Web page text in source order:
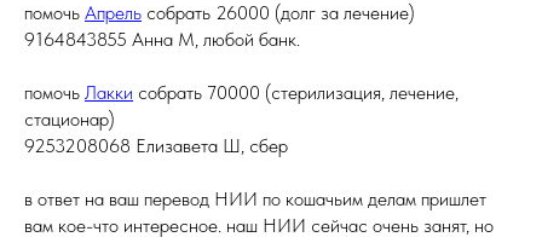
помочь Апрель собрать 26000 (долг за лечение)
9164843855 Анна М, любой банк.
помочь Лакки собрать 70000 (стерилизация, лечение,
стационар)
9253208068 Елизавета Ш, сбер
в ответ на ваш перевод НИИ по кошачьим делам пришлет
вам кое-что интересное. наш НИИ сейчас очень занят, но